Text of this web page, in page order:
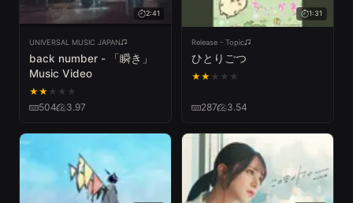
2:41
UNIVERSAL MUSIC JAPAN
back number - 「瞬き」
Music Video
★★ ★ ★ ★
504 3.97
1:31
Release - Topic
ひとりごつ
★★ ★ ★ ★
287 3.54